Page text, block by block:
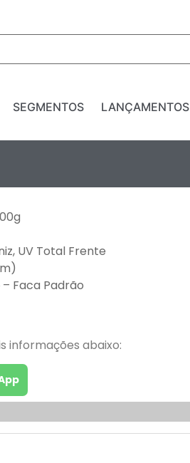
SEGMENTOS LANÇAMENTOS
UV Total Frente
– Faca Padrão
informações abaixo: